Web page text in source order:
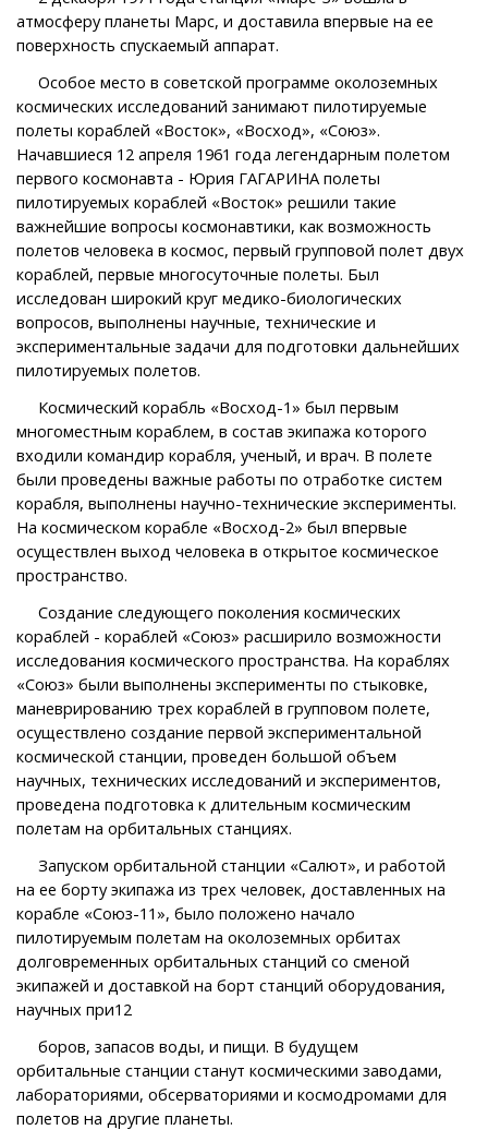
атмосферу планеты Марс, и доставила впервые на ее
поверхность спускаемый аппарат.
Особое место в советской программе околоземных
космических исследований занимают пилотируемые
полеты кораблей «Восток», «Восход», «Союз».
Начавшиеся 12 апреля 1961 года легендарным полетом
первого космонавта - Юрия ГАГАРИНА полеты
пилотируемых кораблей «Восток» решили такие
важнейшие вопросы космонавтики, как возможность
полетов человека в космос, первый групповой полет двух
кораблей, первые многосуточные полеты. Был
исследован широкий круг медико-биологических
вопросов, выполнены научные, технические и
экспериментальные задачи для подготовки дальнейших
пилотируемых полетов.
Космический корабль «Восход-1» был первым
многоместным кораблем, в состав экипажа которого
входили командир корабля, ученый, и врач. В полете
были проведены важные работы по отработке систем
корабля, выполнены научно-технические эксперименты.
На космическом корабле «Восход-2» был впервые
осуществлен выход человека в открытое космическое
пространство.
Создание следующего поколения космических
кораблей - кораблей «Союз» расширило возможности
исследования космического пространства. На кораблях
«Союз» были выполнены эксперименты по стыковке,
маневрированию трех кораблей в групповом полете,
осуществлено создание первой экспериментальной
космической станции, проведен большой объем
научных, технических исследований и экспериментов,
проведена подготовка к длительным космическим
полетам на орбитальных станциях.
Запуском орбитальной станции «Салют», и работой
на ее борту экипажа из трех человек, доставленных на
корабле «Союз-11», было положено начало
пилотируемым полетам на околоземных орбитах
долговременных орбитальных станций со сменой
экипажей и доставкой на борт станций оборудования,
научных при12
боров, запасов воды, и пищи. В будущем
орбитальные станции станут космическими заводами,
лабораториями, обсерваториями и космодромами для
полетов на другие планеты.